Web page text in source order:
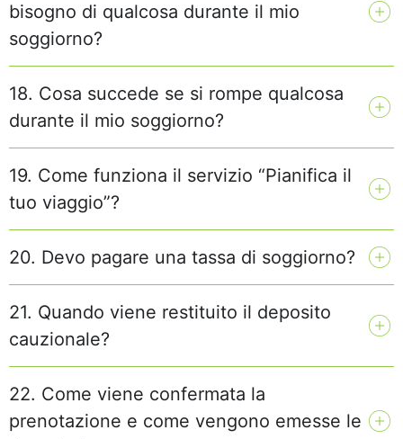
bisogno di qualcosa durante il mio
soggiorno?
18. Cosa succede se si rompe qualcosa
durante il mio soggiorno?
19. Come funziona il servizio “Pianifica il
tuo viaggio”?
20. Devo pagare una tassa di soggiorno?
21. Quando viene restituito il deposito
cauzionale?
22. Come viene confermata la
prenotazione e come vengono emesse le